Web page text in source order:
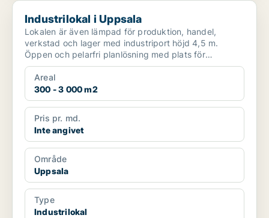
Industrilokal i Uppsala
Industrilokal i Uppsala
Lokalen är även lämpad för produktion, handel,
verkstad och lager med industriport höjd 4,5 m.
Öppen och pelarfri planlösning med plats för
kontorsrum, omklä...
Areal
300 - 3 000 m2
Pris pr. md.
Inte angivet
Område
Uppsala
Type
Industrilokal